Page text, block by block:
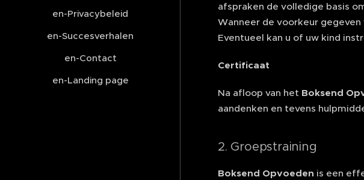
en-Privacybeleid
en-Succesverhalen
en-Contact
en-Landing page
afspraken de volledige basis
Wanneer de voorkeur
Eventueel kan u of uw kind
Certificaat
Na afloop van het Boksend
aandenken en tevens
2. Groepstraining
Boksend Opvoeden is een